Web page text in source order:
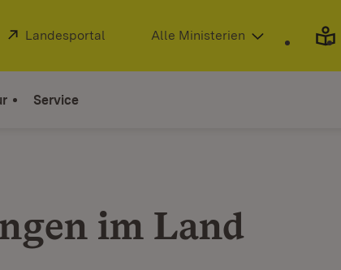
Extern:
Landesportal (Öffnet in neuem Fenster)
Alle Ministerien
Service
im Land